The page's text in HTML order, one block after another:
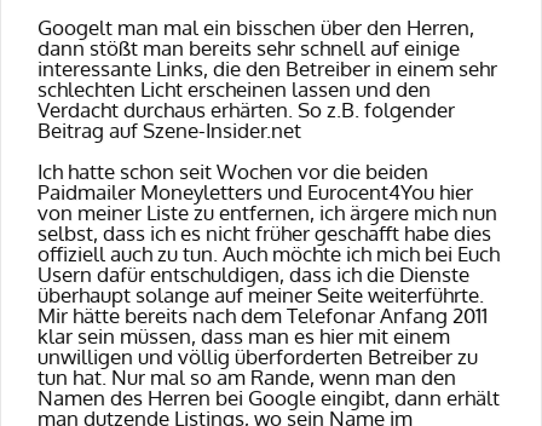
Googelt man mal ein bisschen über den Herren,
dann stößt man bereits sehr schnell auf einige
interessante Links, die den Betreiber in einem sehr
schlechten Licht erscheinen lassen und den
Verdacht durchaus erhärten. So z.B. folgender
Beitrag auf Szene-Insider.net
Ich hatte schon seit Wochen vor die beiden
Paidmailer Moneyletters und Eurocent4You hier
von meiner Liste zu entfernen, ich ärgere mich nun
selbst, dass ich es nicht früher geschafft habe dies
offiziell auch zu tun. Auch möchte ich mich bei Euch
Usern dafür entschuldigen, dass ich die Dienste
überhaupt solange auf meiner Seite weiterführte.
Mir hätte bereits nach dem Telefonar Anfang 2011
klar sein müssen, dass man es hier mit einem
unwilligen und völlig überforderten Betreiber zu
tun hat. Nur mal so am Rande, wenn man den
Namen des Herren bei Google eingibt, dann erhält
man dutzende Listings, wo sein Name im